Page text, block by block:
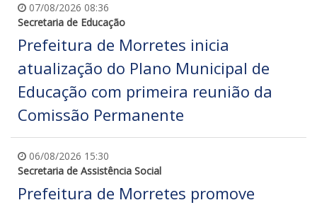
07/08/2026 08:36
Secretaria de Educação
Prefeitura de Morretes inicia
atualização do Plano Municipal de
Educação com primeira reunião da
Comissão Permanente
06/08/2026 15:30
Secretaria de Assistência Social
Prefeitura de Morretes promove